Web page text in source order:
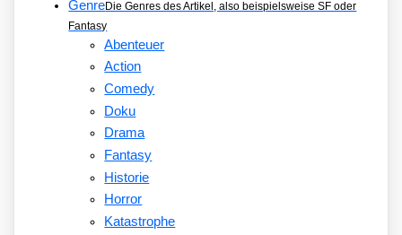
GenreDie Genres des Artikel, also beispielsweise SF oder
Fantasy
Abenteuer
Action
Comedy
Doku
Drama
Fantasy
Historie
Horror
Katastrophe